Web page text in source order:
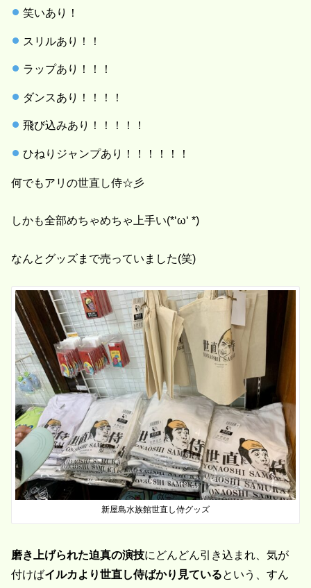
笑いあり！
スリルあり！！
ラップあり！！！
ダンスあり！！！！
飛び込みあり！！！！！
ひねりジャンプあり！！！！！！
何でもアリの世直し侍☆彡
しかも全部めちゃめちゃ上手い(*‘ω‘ *)
なんとグッズまで売っていました(笑)
新屋島水族館世直し侍グッズ
磨き上げられた迫真の演技にどんどん引き込まれ、気が
付けばイルカより世直し侍ばかり見ているという、すん